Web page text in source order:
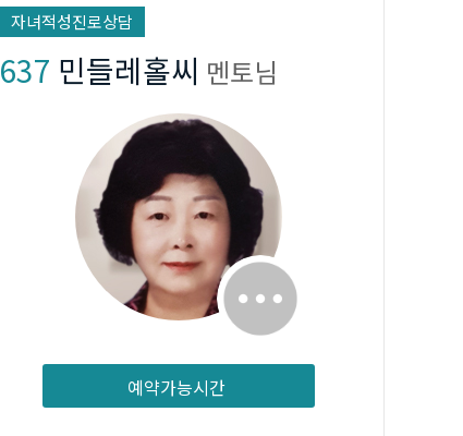
자녀적성진로상담
637 민들레홀씨 멘토님
예약가능시간